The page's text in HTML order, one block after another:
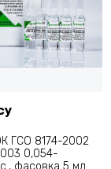
ГСО 8174-2002
0,054-
фасовка 5 мл